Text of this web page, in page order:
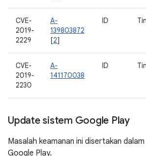
CVE-
2019-
2229
A-
139803872
[2]
ID
CVE-
2019-
2230
A-
141170038
ID
Update sistem Google Play
Masalah keamanan ini disertakan
Google Play.